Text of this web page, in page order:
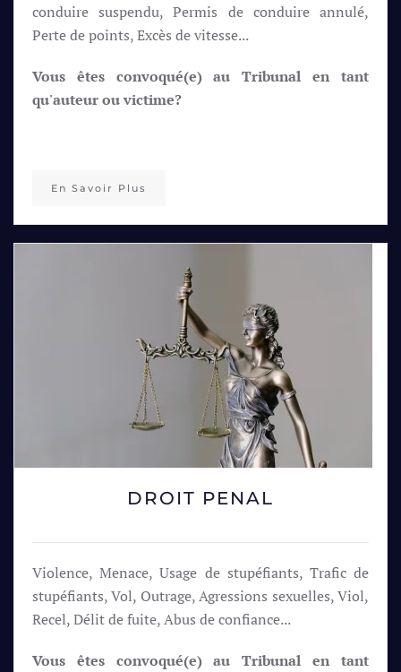
conduire suspendu, Permis de conduire annulé,
Perte de points, Excès de vitesse...
Vous êtes convoqué(e) au Tribunal en tant
qu'auteur ou victime?
En Savoir Plus
DROIT PENAL
Violence, Menace, Usage de stupéfiants, Trafic de
stupéfiants, Vol, Outrage, Agressions sexuelles, Viol,
Recel, Délit de fuite, Abus de confiance...
Vous êtes convoqué(e) au Tribunal en tant